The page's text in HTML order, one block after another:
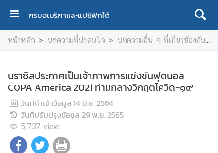
กรมอเมริกาและแปซิฟิกใต้
ห
น้
ร
ก
เ
กี่
ย
ว
หน้าหลัก บทความที่น่าสนใจ บทความอื่น ๆ ที่เกี่ยวข้องกับประเทศในภูมิภาค
บราซิลประกาศเป็นเจ้าภาพการแข่งขันฟุตบอล
COPA America 2021 ท่ามกลางวิกฤตโควิด-๑๙
วันที่นำเข้าข้อมูล 14 มิ.ย. 2564
วันที่ปรับปรุงข้อมูล 29 พ.ย. 2565
5,737 view